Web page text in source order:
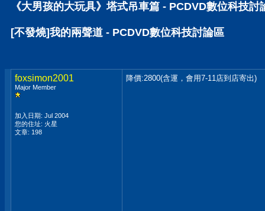
《大男孩的大玩具》塔式吊車篇 - PCDVD數位科技討
[不發燒]我的兩聲道 - PCDVD數位科技討論區
foxsimon2001
Major Member
加入日期: Jul 2004
您的住址: 火星
文章: 198
降價:2800(含運，會用7-11店到店寄出)